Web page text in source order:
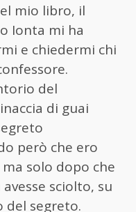
mio libro, il
Ionta mi ha
e chiedermi chi
del
di guai
però che ero
solo dopo che
sciolto, su
del segreto.